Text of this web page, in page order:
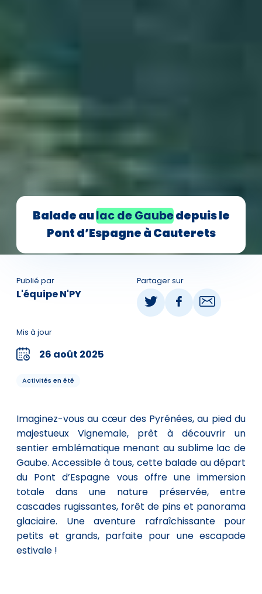
Balade aulac de Gaubedepuis le
Pont d’Espagne à Cauterets
Publié par
L'équipe N'PY
Partager sur
Mis à jour
26 août 2025
Activités en été
Imaginez-vous au cœur des Pyrénées, au pied du
majestueux Vignemale, prêt à découvrir un
sentier emblématique menant au sublime lac de
Gaube. Accessible à tous, cette balade au départ
du Pont d’Espagne vous offre une immersion
totale dans une nature préservée, entre
cascades rugissantes, forêt de pins et panorama
glaciaire. Une aventure rafraîchissante pour
petits et grands, parfaite pour une escapade
estivale !